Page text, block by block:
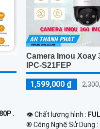
.
Camera Imou Xoay
IPC-S21FEP
1,599,000 ₫
👁 Chất lượng hình :
®️ Công Nghệ Sử Dụng :